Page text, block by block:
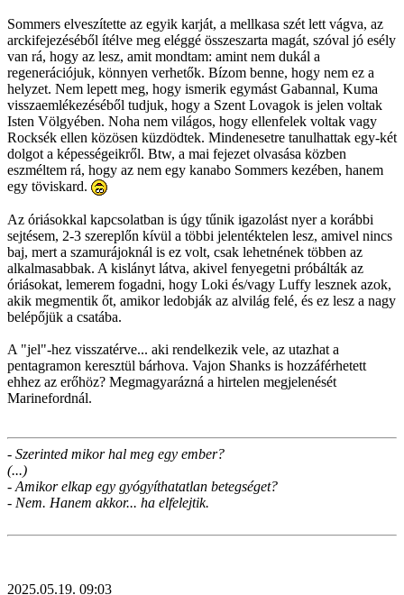
Sommers elveszítette az egyik karját, a mellkasa szét lett vágva, az
arckifejezéséből ítélve meg eléggé összeszarta magát, szóval jó esély
van rá, hogy az lesz, amit mondtam: amint nem dukál a
regenerációjuk, könnyen verhetők. Bízom benne, hogy nem ez a
helyzet. Nem lepett meg, hogy ismerik egymást Gabannal, Kuma
visszaemlékezéséből tudjuk, hogy a Szent Lovagok is jelen voltak
Isten Völgyében. Noha nem világos, hogy ellenfelek voltak vagy
Rocksék ellen közösen küzdödtek. Mindenesetre tanulhattak egy-két
dolgot a képességeikről. Btw, a mai fejezet olvasása közben
eszméltem rá, hogy az nem egy kanabo Sommers kezében, hanem
egy töviskard.
Az óriásokkal kapcsolatban is úgy tűnik igazolást nyer a korábbi
sejtésem, 2-3 szereplőn kívül a többi jelentéktelen lesz, amivel nincs
baj, mert a szamurájoknál is ez volt, csak lehetnének többen az
alkalmasabbak. A kislányt látva, akivel fenyegetni próbálták az
óriásokat, lemerem fogadni, hogy Loki és/vagy Luffy lesznek azok,
akik megmentik őt, amikor ledobják az alvilág felé, és ez lesz a nagy
belépőjük a csatába.
A "jel"-hez visszatérve... aki rendelkezik vele, az utazhat a
pentagramon keresztül bárhova. Vajon Shanks is hozzáférhetett
ehhez az erőhöz? Megmagyarázná a hirtelen megjelenését
Marinefordnál.
- Szerinted mikor hal meg egy ember?
(...)
- Amikor elkap egy gyógyíthatatlan betegséget?
- Nem. Hanem akkor... ha elfelejtik.
2025.05.19. 09:03